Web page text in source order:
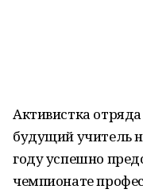
Активистка
будущий учитель
году успешно
чемпионате